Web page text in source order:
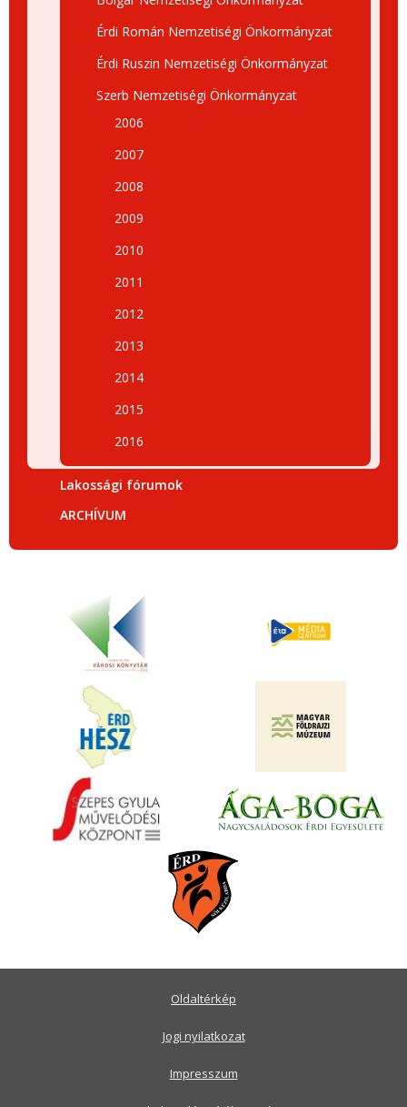
Érdi Román Nemzetiségi Önkormányzat
Érdi Ruszin Nemzetiségi Önkormányzat
Szerb Nemzetiségi Önkormányzat
2006
2007
2008
2009
2010
2011
2012
2013
2014
2015
2016
Lakossági fórumok
ARCHÍVUM
Oldaltérkép
Jogi nyilatkozat
Impresszum